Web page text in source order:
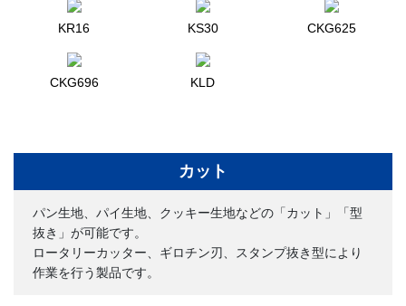
KR16 KS30 CKG625
CKG696 KLD
カット
パン生地、パイ生地、クッキー生地などの「カット」「型
抜き」が可能です。
ロータリーカッター、ギロチン刃、スタンプ抜き型により
作業を行う製品です。